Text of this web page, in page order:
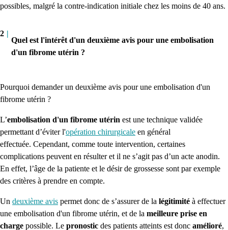
possibles, malgré la contre-indication initiale chez les moins de 40 ans.
2 |
Quel est l'intérêt d'un deuxième avis pour une embolisation
d'un fibrome utérin ?
Pourquoi demander un deuxième avis pour une embolisation d'un
fibrome utérin ?
L’embolisation d'un fibrome utérin est une technique validée
permettant d’éviter l'opération chirurgicale en général
effectuée. Cependant, comme toute intervention, certaines
complications peuvent en résulteret il ne s’agit pas d’un acte anodin.
En effet, l’âge de la patiente et le désir de grossesse sont par exemple
des critères à prendre en compte.
Un deuxième avis permet donc de s’assurer de la légitimité à effectuer
une embolisation d'un fibrome utérin, et de la meilleure prise en
charge possible. Le pronostic des patients atteints est donc amélioré,